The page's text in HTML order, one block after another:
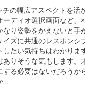
の幅広アスペクトを活
ーディオ選択画面など、
り姿勢をかえないと手
イズに共通のレスポンシ
したい気持ちはわかりま
ありそうな気もします。
する必要はないだろうか
…